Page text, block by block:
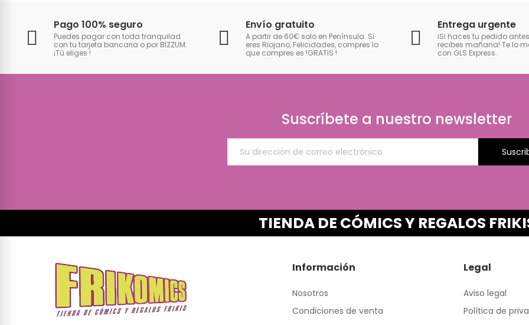
Pago 100% seguro
Puedes pagar con toda tranquilad
con tu tarjeta bancaria o por BIZZUM.
¡Tú eliges !
Envío gratuito
A partir de 60€ solo en Península. Si
eres Riojano, Felicidades, compres lo
que compres es !GRATIS !
Entrega urgente
iSi haces tu pedido
recibes mañana! Te lo
con GLS Express.
Suscríbete a nuestro newsletter
TIENDA DE CÓMICS Y REGALOS
Información
Nosotros
Condiciones de venta
Legal
Aviso legal
Política de